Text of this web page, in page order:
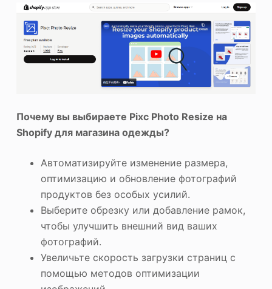
Почему вы выбираете Pixc Photo Resize на
Shopify для магазина одежды?
Автоматизируйте изменение размера,
оптимизацию и обновление фотографий
продуктов без особых усилий.
Выберите обрезку или добавление рамок,
чтобы улучшить внешний вид ваших
фотографий.
Увеличьте скорость загрузки страниц с
помощью методов оптимизации